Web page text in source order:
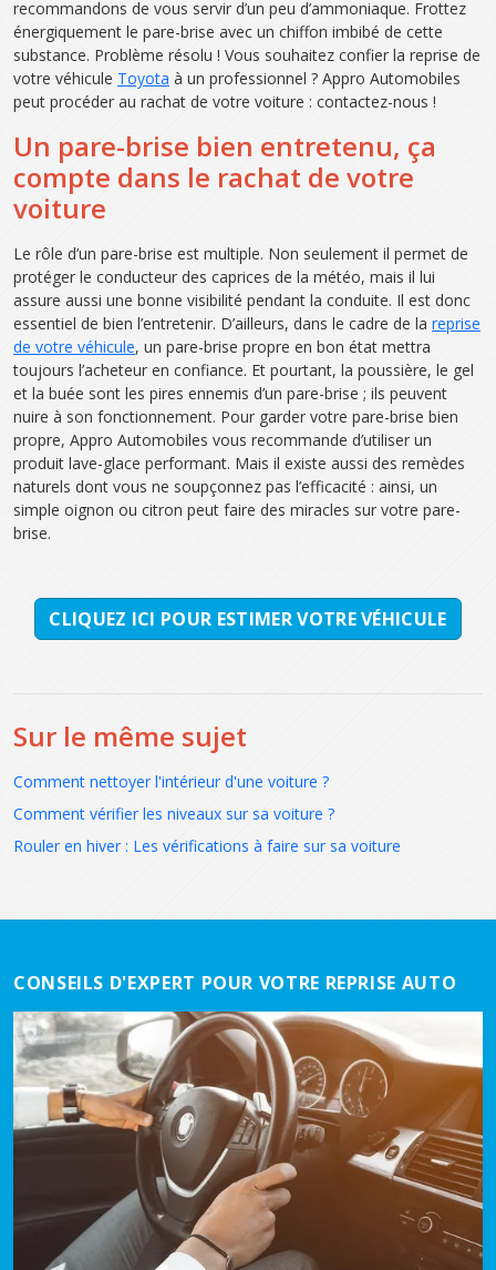
recommandons de vous servir d’un peu d’ammoniaque. Frottez
énergiquement le pare-brise avec un chiffon imbibé de cette
substance. Problème résolu ! Vous souhaitez confier la reprise de
votre véhicule Toyota à un professionnel ? Appro Automobiles
peut procéder au rachat de votre voiture : contactez-nous !
Un pare-brise bien entretenu, ça
compte dans le rachat de votre
voiture
Le rôle d’un pare-brise est multiple. Non seulement il permet de
protéger le conducteur des caprices de la météo, mais il lui
assure aussi une bonne visibilité pendant la conduite. Il est donc
essentiel de bien l’entretenir. D’ailleurs, dans le cadre de la reprise
de votre véhicule, un pare-brise propre en bon état mettra
toujours l’acheteur en confiance. Et pourtant, la poussière, le gel
et la buée sont les pires ennemis d’un pare-brise ; ils peuvent
nuire à son fonctionnement. Pour garder votre pare-brise bien
propre, Appro Automobiles vous recommande d’utiliser un
produit lave-glace performant. Mais il existe aussi des remèdes
naturels dont vous ne soupçonnez pas l’efficacité : ainsi, un
simple oignon ou citron peut faire des miracles sur votre pare-
brise.
CLIQUEZ ICI POUR ESTIMER VOTRE VÉHICULE
Sur le même sujet
Comment nettoyer l'intérieur d'une voiture ?
Comment vérifier les niveaux sur sa voiture ?
Rouler en hiver : Les vérifications à faire sur sa voiture
CONSEILS D'EXPERT POUR VOTRE REPRISE AUTO